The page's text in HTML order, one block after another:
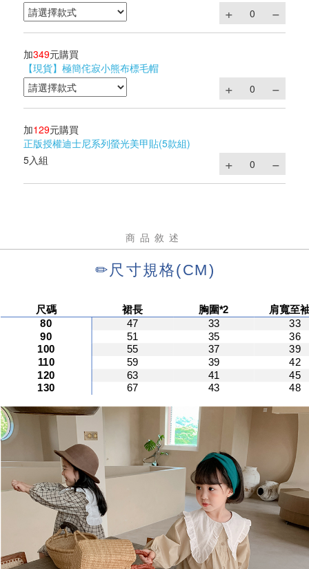
加349元購買
【現貨】極簡侘寂小熊布標毛帽
加129元購買
正版授權迪士尼系列螢光美甲貼(5款組)
5入組
商品敘述